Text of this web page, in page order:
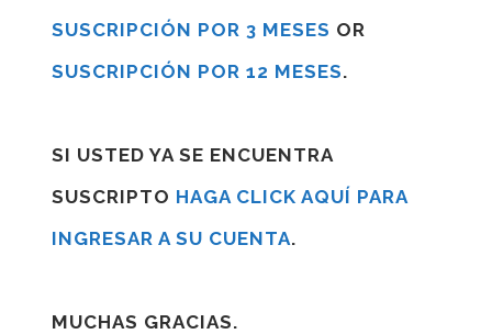
SUSCRIPCIÓN POR 3 MESES OR
SUSCRIPCIÓN POR 12 MESES.
SI USTED YA SE ENCUENTRA
SUSCRIPTO HAGA CLICK AQUÍ PARA
INGRESAR A SU CUENTA.
MUCHAS GRACIAS.